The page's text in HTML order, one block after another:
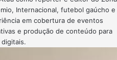
Internacional, futebol gaúcho e
em cobertura de eventos
e produção de conteúdo para
digitais.